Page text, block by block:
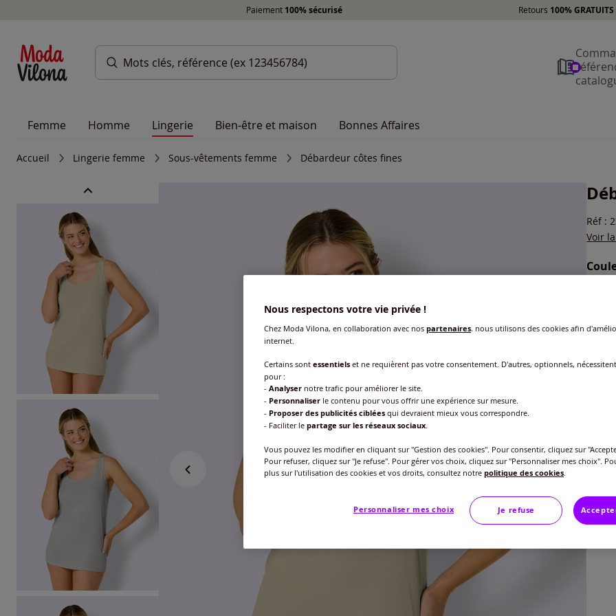
Paiement 100% sécurisé Retours 100%
Femme Homme Lingerie Bien-être et maison Bonnes Affaires
Accueil Lingerie femme Sous-vêtements femme Débardeur côtes fines
Réf :
Voir
44
46
40
Nous respectons votre vie privée !
Chez Moda Vilona, en collaboration avec nos partenaires, nous utilisons des cookies afin
internet.
Certains sont essentiels et ne requièrent pas votre consentement. D'autres, optionnels,
pour :
- Analyser notre trafic pour améliorer le site.
- Personnaliser le contenu pour vous offrir une expérience sur mesure.
- Proposer des publicités ciblées qui devraient mieux vous correspondre.
- Faciliter le partage sur les réseaux sociaux.
Vous pouvez les modifier en cliquant sur "Gestion des cookies". Pour consentir, cliquez sur
Pour refuser, cliquez sur "Je refuse". Pour gérer vos choix, cliquez sur "Personnaliser mes choix".
plus sur l'utilisation des cookies et vos droits, consultez notre politique des cookies.
Personnaliser mes choix Je refuse